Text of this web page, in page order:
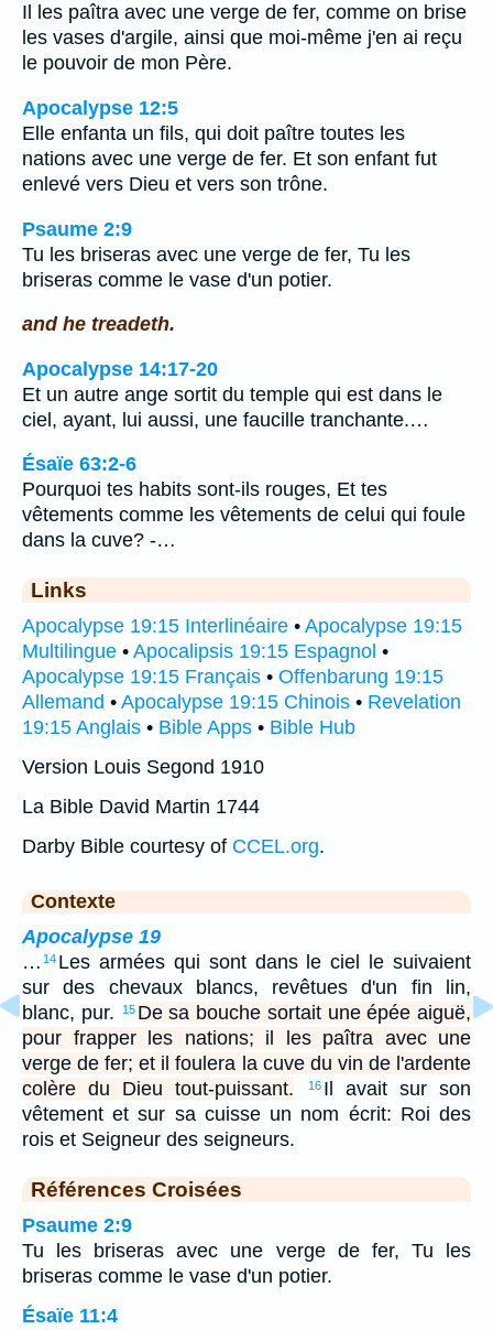
Il les paîtra avec une verge de fer, comme on brise
les vases d'argile, ainsi que moi-même j'en ai reçu
le pouvoir de mon Père.
Apocalypse 12:5
Elle enfanta un fils, qui doit paître toutes les
nations avec une verge de fer. Et son enfant fut
enlevé vers Dieu et vers son trône.
Psaume 2:9
Tu les briseras avec une verge de fer, Tu les
briseras comme le vase d'un potier.
and he treadeth.
Apocalypse 14:17-20
Et un autre ange sortit du temple qui est dans le
ciel, ayant, lui aussi, une faucille tranchante.…
Ésaïe 63:2-6
Pourquoi tes habits sont-ils rouges, Et tes
vêtements comme les vêtements de celui qui foule
dans la cuve? -…
Links
Apocalypse 19:15 Interlinéaire • Apocalypse 19:15
Multilingue • Apocalipsis 19:15 Espagnol •
Apocalypse 19:15 Français • Offenbarung 19:15
Allemand • Apocalypse 19:15 Chinois • Revelation
19:15 Anglais • Bible Apps • Bible Hub
Version Louis Segond 1910
La Bible David Martin 1744
Darby Bible courtesy of CCEL.org.
Contexte
Apocalypse 19
… 14 Les armées qui sont dans le ciel le suivaient
sur des chevaux blancs, revêtues d'un fin lin,
blanc, pur.
15 De sa bouche sortait une épée aiguë,
pour frapper les nations; il les paîtra avec une
verge de fer; et il foulera la cuve du vin de l'ardente
colère du Dieu tout-puissant.
16 Il avait sur son
vêtement et sur sa cuisse un nom écrit: Roi des
rois et Seigneur des seigneurs.
Références Croisées
Psaume 2:9
Tu les briseras avec une verge de fer, Tu les
briseras comme le vase d'un potier.
Ésaïe 11:4